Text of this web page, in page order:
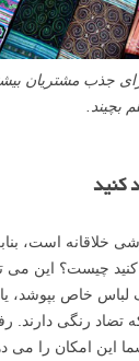
جذب مشتریان
بچیند.
کنید
خلاقانه است،
چیست؟ این می
لباس خاص بپوشد،
تضاد رنگی
این امکان را می